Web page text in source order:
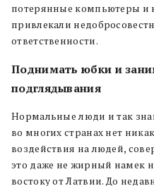
потерянные компьютеры и
привлекали
ответственности.
Поднимать юбки и
подглядывания
Нормальные люди и так
во многих странах нет
воздействия на людей,
это даже не жирный намек
востоку от Латвии. До